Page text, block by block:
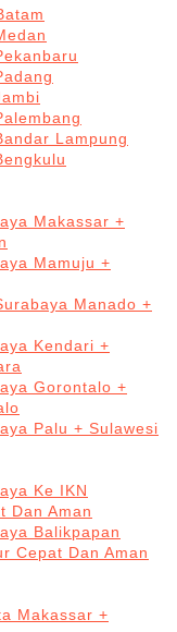
Lampung
Makassar +
Mamuju +
Manado +
Kendari +
Gorontalo +
Palu + Sulawesi
Ke IKN
Dan Aman
Balikpapan
Cepat Dan Aman
Makassar +